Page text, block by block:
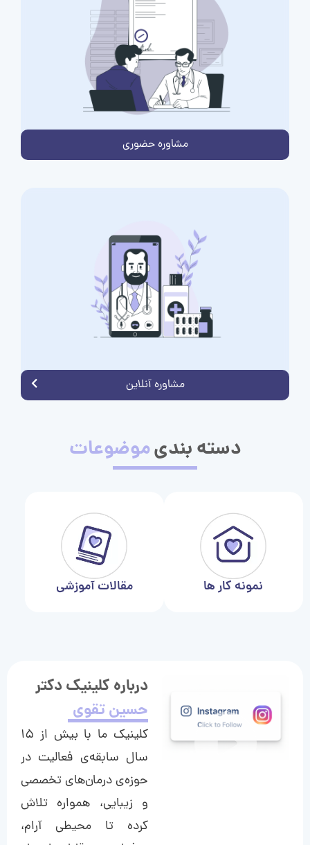
مشاوره حضوری
مشاوره آنلاین
دسته بندیموضوعات
نمونه کار ها مقالات آموزشی
درباره کلینیک دکتر
حسین تقوی
کلینیک ما با بیش از ۱۵
سال سابقه‌ی فعالیت در
حوزه‌ی درمان‌های تخصصی
و زیبایی، همواره تلاش
کرده تا محیطی آرام،